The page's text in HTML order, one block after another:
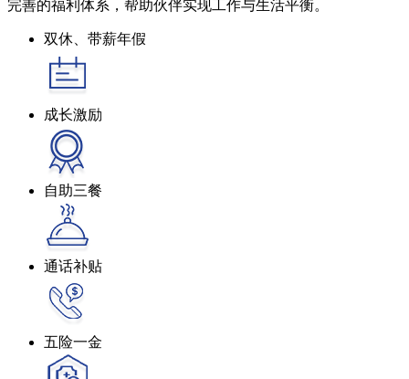
完善的福利体系，帮助伙伴实现工作与生活平衡。
双休、带薪年假
成长激励
自助三餐
通话补贴
五险一金